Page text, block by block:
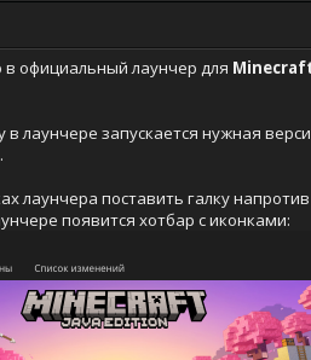
официальный лаунчер для
лаунчере запускается нужная
лаунчера поставить галку
появится хотбар с иконками: